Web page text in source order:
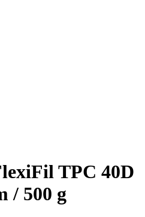
TPC 40D
/ 500 g